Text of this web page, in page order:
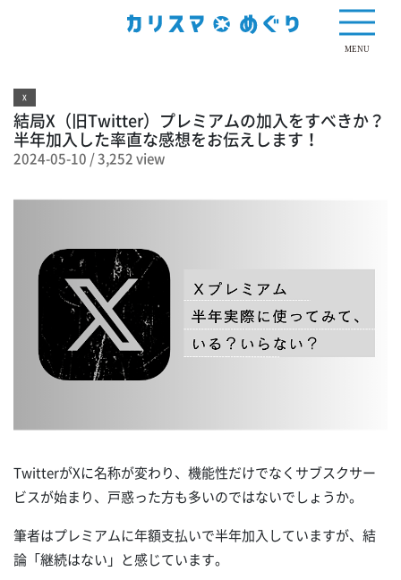
MENU
X
結局X（旧Twitter）プレミアムの加入をすべきか？
半年加入した率直な感想をお伝えします！
2024-05-10 /3,252 view
TwitterがXに名称が変わり、機能性だけでなくサブスクサー
ビスが始まり、戸惑った方も多いのではないでしょうか。
筆者はプレミアムに年額支払いで半年加入していますが、結
論「継続はない」と感じています。